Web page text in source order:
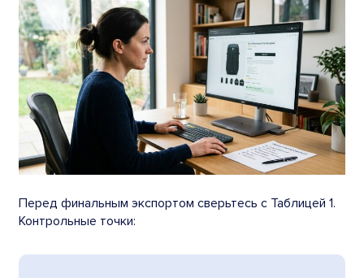
Перед финальным экспортом сверьтесь с Таблицей 1.
Контрольные точки: